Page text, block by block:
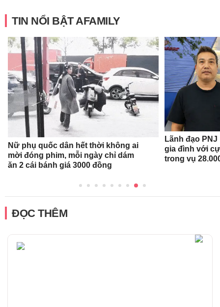
TIN NỔI BẬT AFAMILY
Nữ phụ quốc dân hết thời không ai
mời đóng phim, mỗi ngày chỉ dám
ăn 2 cái bánh giá 3000 đồng
Lãnh đạo
gia đình với
trong vụ
ĐỌC THÊM